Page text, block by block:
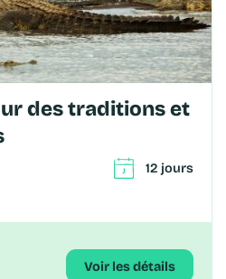
12 jours
Voir les détails